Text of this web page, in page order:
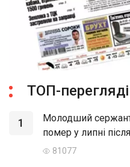
ТОП-
1
Молодший сержант,
помер у липні
81077